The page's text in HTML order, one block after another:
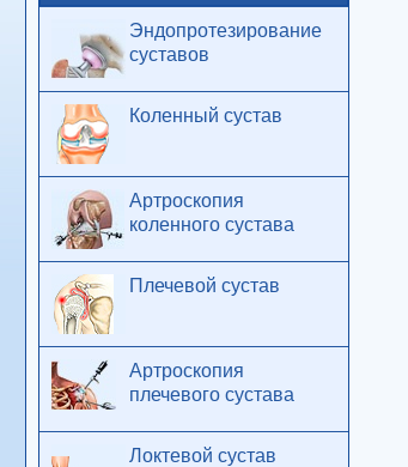
Эндопротезирование
суставов
Коленный сустав
Артроскопия
коленного сустава
Плечевой сустав
Артроскопия
плечевого сустава
Локтевой сустав